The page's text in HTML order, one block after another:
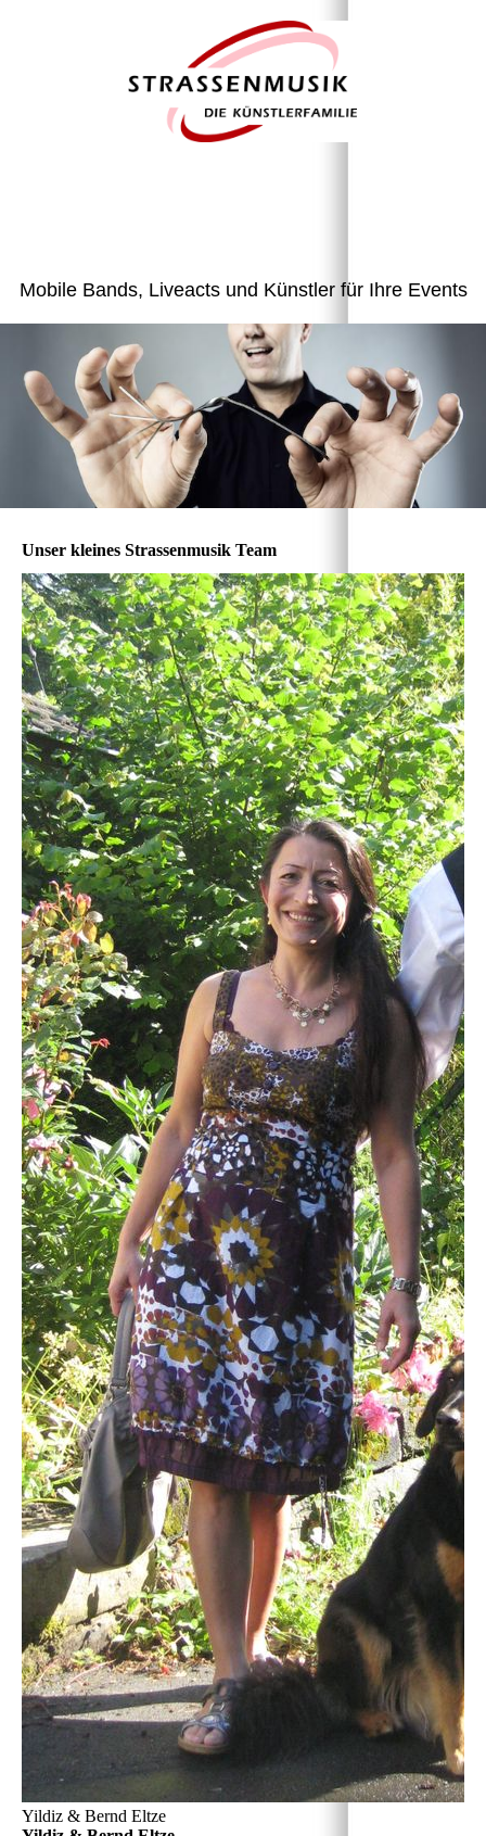
Mobile Bands, Liveacts und Künstler für Ihre Events
Unser kleines Strassenmusik Team
Yildiz & Bernd Eltze